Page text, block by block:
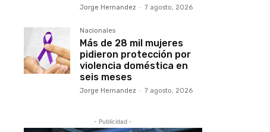
Jorge Hernandez - 7 agosto, 2026
Nacionales
Más de 28 mil mujeres
pidieron protección por
violencia doméstica en
seis meses
Jorge Hernandez - 7 agosto, 2026
- Publicidad -